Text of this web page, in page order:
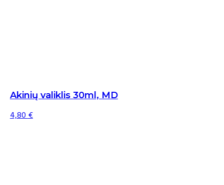
Akinių valiklis 30ml, MD
4,80€